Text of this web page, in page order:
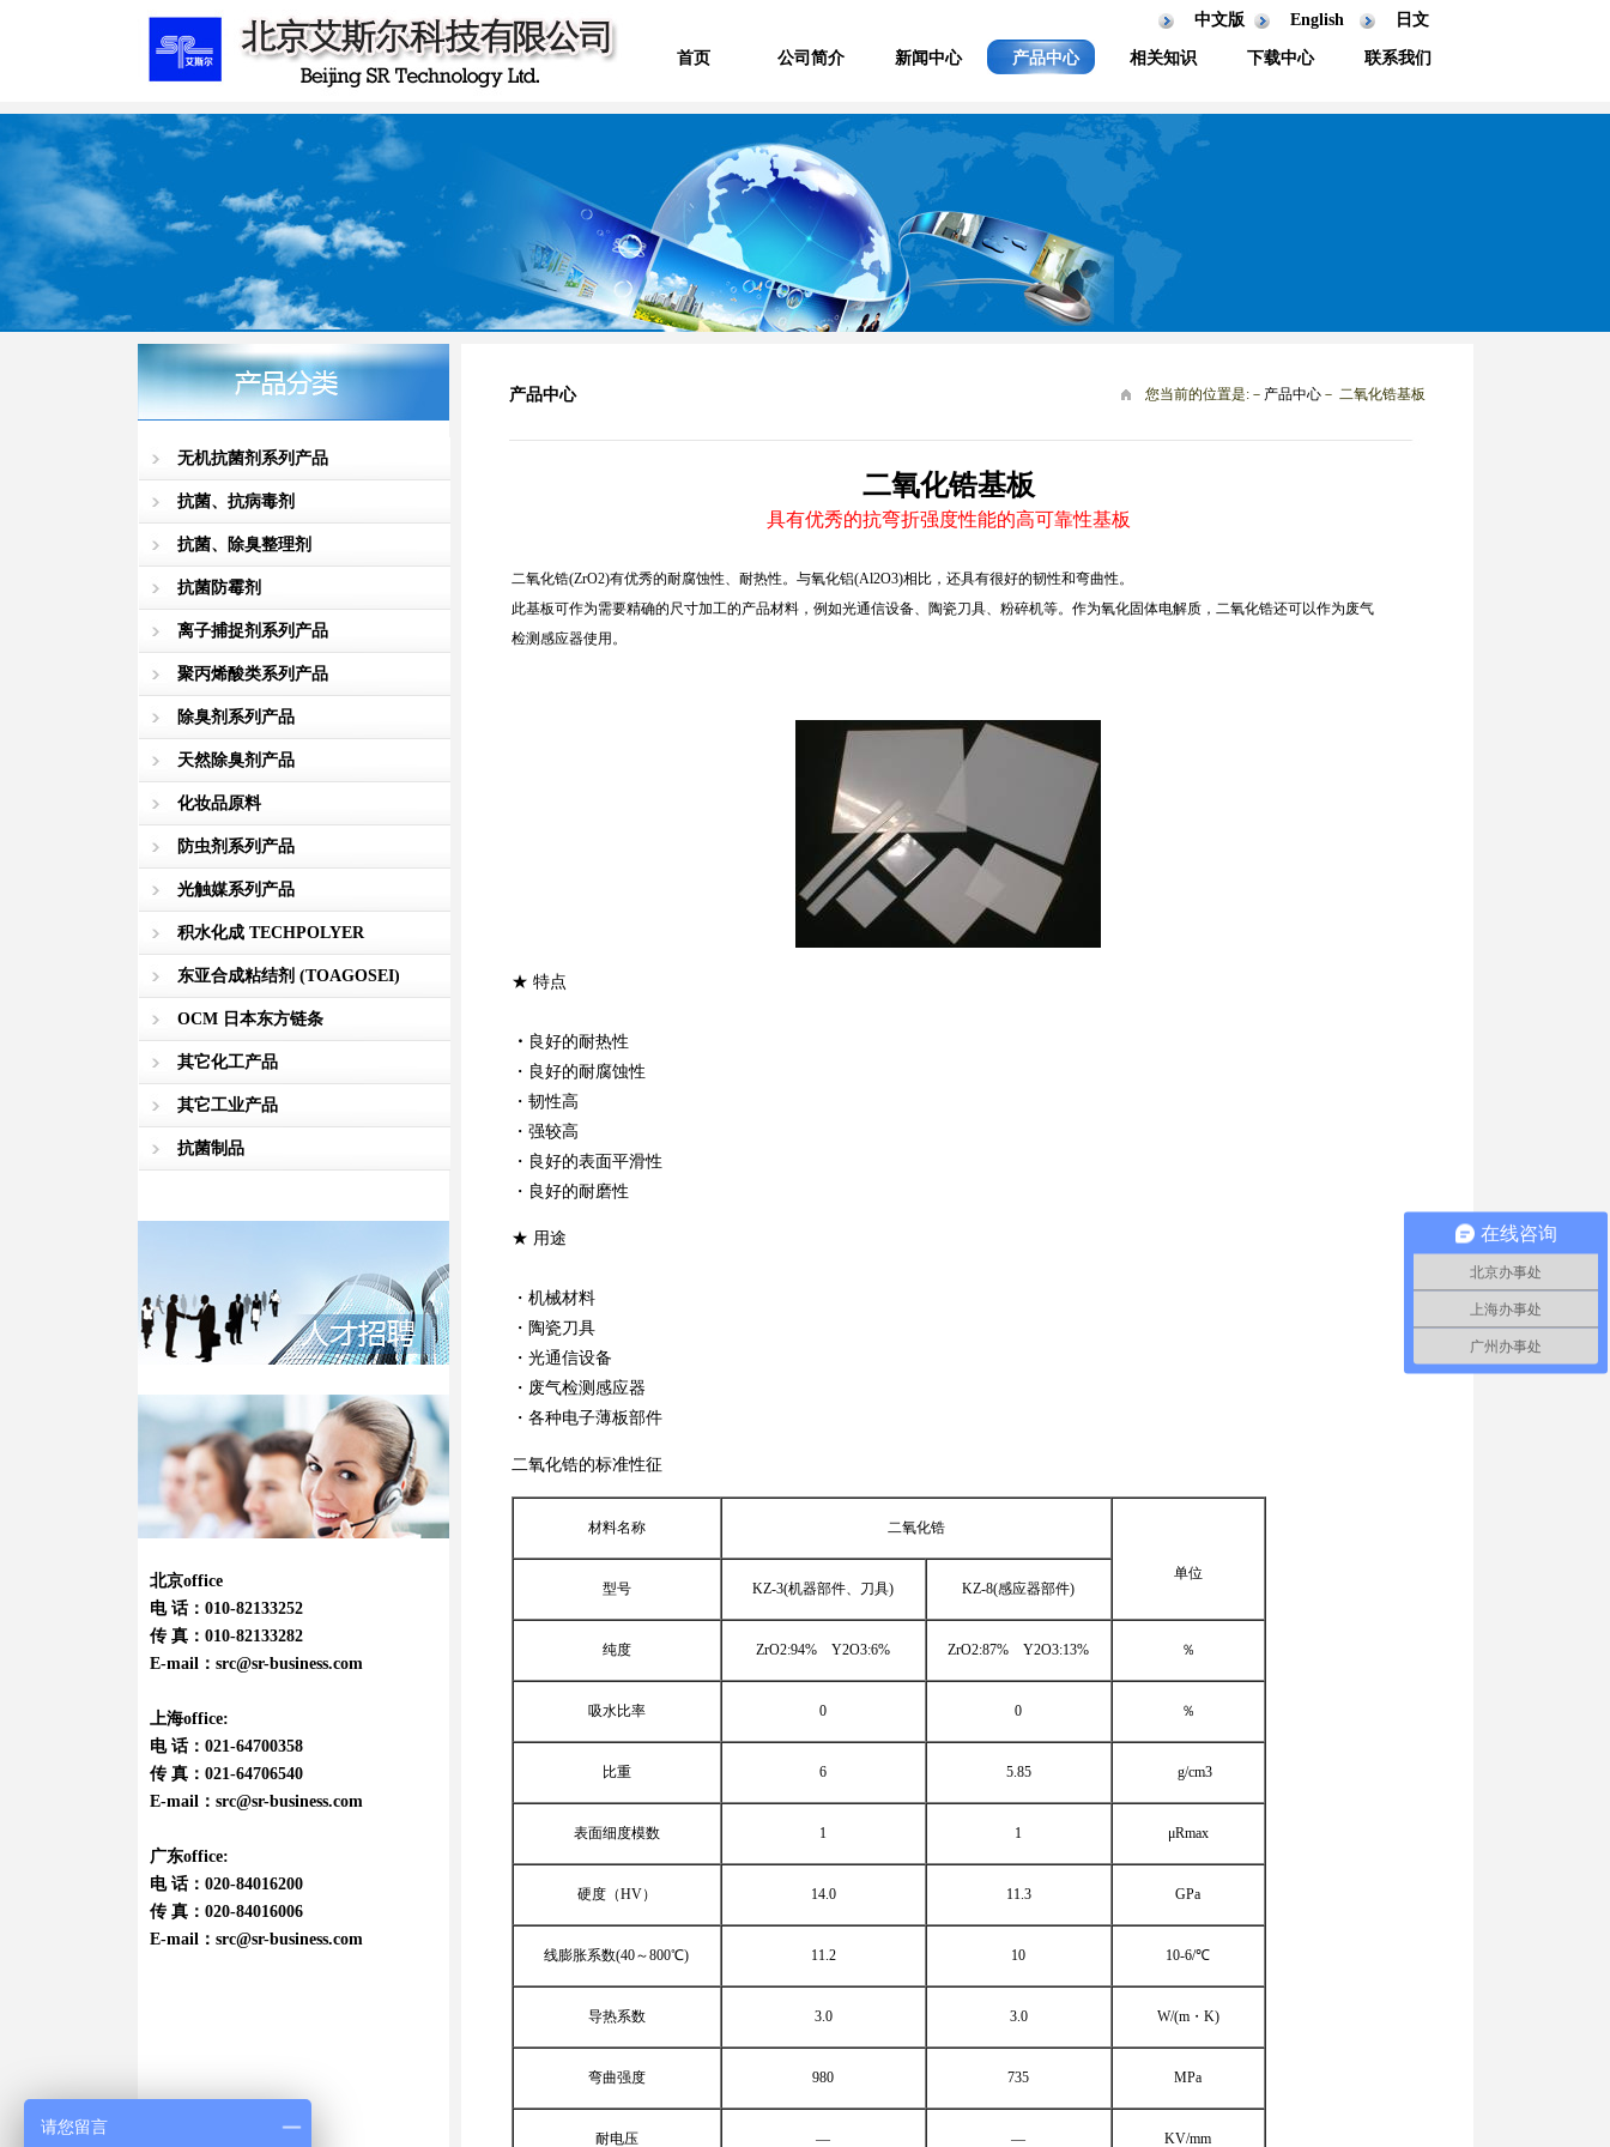
中文版 English 日文
首页 公司简介 新闻中心 产品中心 相关知识 下载中心 联系我们
无机抗菌剂系列产品
抗菌、抗病毒剂
抗菌、除臭整理剂
抗菌防霉剂
离子捕捉剂系列产品
聚丙烯酸类系列产品
除臭剂系列产品
天然除臭剂产品
化妆品原料
防虫剂系列产品
光触媒系列产品
积水化成 TECHPOLYER
东亚合成粘结剂 (TOAGOSEI)
OCM 日本东方链条
其它化工产品
其它工业产品
抗菌制品
北京office
电 话：010-82133252
传 真：010-82133282
E-mail： src@sr-business.com
上海office:
电 话：021-64700358
传 真：021-64706540
E-mail： src@sr-business.com
广东office:
电 话：020-84016200
传 真：020-84016006
E-mail： src@sr-business.com
产品中心 您当前的位置是:－ 产品中心－ 二氧化锆基板
二氧化锆基板
具有优秀的抗弯折强度性能的高可靠性基板
二氧化锆(ZrO2)有优秀的耐腐蚀性、耐热性。与氧化铝(Al2O3)相比，还具有很好的韧性和弯曲性。
此基板可作为需要精确的尺寸加工的产品材料，例如光通信设备、陶瓷刀具、粉碎机等。作为氧化固体电解质，二氧化锆还可以作为废气
检测感应器使用。
★ 特点
・ 良好的耐热性
・良好的耐腐蚀性
・韧性高
・强较高
・良好的表面平滑性
・良好的耐磨性
★ 用途
・机械材料
・陶瓷刀具
・光通信设备
・废气检测感应器
・各种电子薄板部件
二氧化锆的标准性征
材料名称 二氧化锆
单位
型号
KZ-3(机器部件、刀具) KZ-8(感应器部件)
纯度 ZrO2:94% Y2O3:6% ZrO2:87% Y2O3:13% ％
吸水比率 0 0 ％
比重 6 5.85 g/cm3
表面细度模数 1 1 μRmax
硬度（HV） 14.0 11.3 GPa
线膨胀系数(40～800℃) 11.2 10 10-6/℃
导热系数 3.0 3.0 W/(m・K)
弯曲强度 980 735 MPa
耐电压 ― ― KV/mm
在线咨询
北京办事处
上海办事处
广州办事处
请您留言